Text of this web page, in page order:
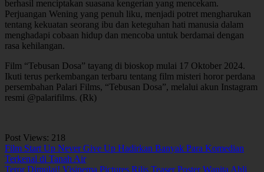
berhasil menciptakan suasana kengerian yang mencekam.
Perjuangan Wening yang penuh liku, menjadi potret mengharukan
tentang kekuatan seorang ibu dan keteguhan hati manusia dalam
menghadapi cobaan hidup dan mencoba untuk berdamai dengan
rasa kehilangan.
Film “Tebusan Dosa” tayang di bioskop mulai 17 Oktober 2024.
Ikuti terus perkembangan terbaru tentang film misteri horor perdana
persembahan Palari Films, “Tebusan Dosa”, melalui akun Instagram
resmi @palarifilms. (Rk)
Post Views: 218
Navigasi
pos
Film Start Up Never Give Up Hadirkan Banyak Para Komedian
Terkenal di Tanah Air
Teror Dimulai! Visinema Pictures Rilis Teaser Poster Wanita Ahli